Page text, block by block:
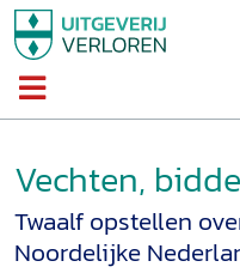
Vechten,
Twaalf opstellen
Noordelijke